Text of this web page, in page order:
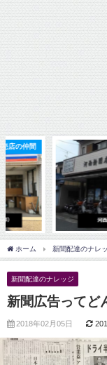
新聞販
ホーム 新聞配達のナレ
新聞配達のナレッジ
新聞広告ってど
2018年02月05日